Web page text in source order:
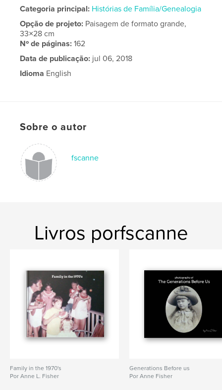
Categoria principal: Histórias de Família/Genealogia
Opção de projeto: Paisagem de formato grande,
33×28 cm
Nº de páginas:162
Data de publicação: jul 06, 2018
Idioma English
Sobre o autor
fscanne
Livros porfscanne
Family in the 1970's
Por Anne L. Fisher
Generations Before us
Por Anne Fisher